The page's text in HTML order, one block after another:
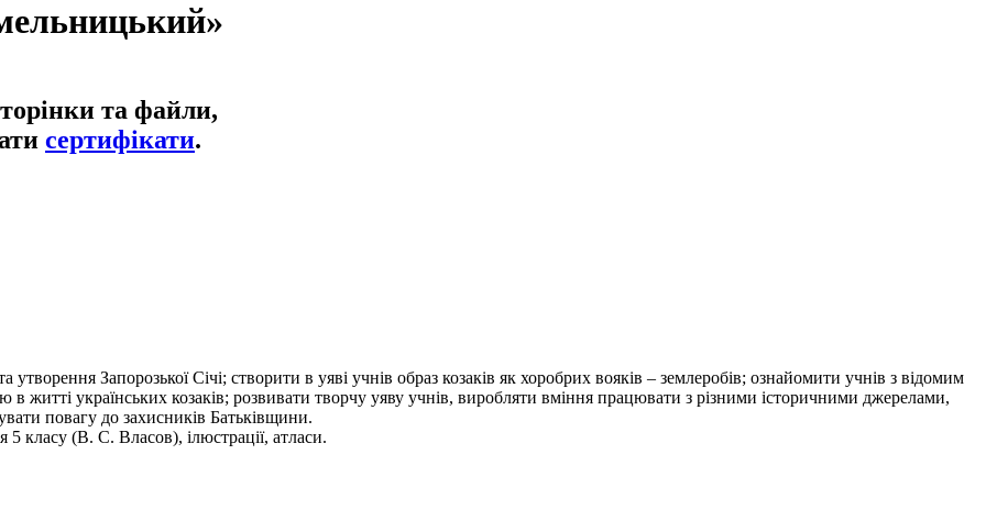
та файли,
сертифікати.
Запорозької Січі; створити в уяві учнів образ козаків як хоробрих вояків – землеробів; ознайомити учнів з відомим
житті українських козаків; розвивати творчу уяву учнів, виробляти вміння працювати з різними історичними джерелами,
повагу до захисників Батьківщини.
5 класу (В. С. Власов), ілюстрації, атласи.